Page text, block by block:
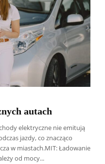
autach
elektryczne nie emitują
jazdy, co znacząco
w miastach.MIT: Ładowanie
od mocy...
Borowik
Antoni Radczenko
Płokszto
Grzegorz Górny
SDB